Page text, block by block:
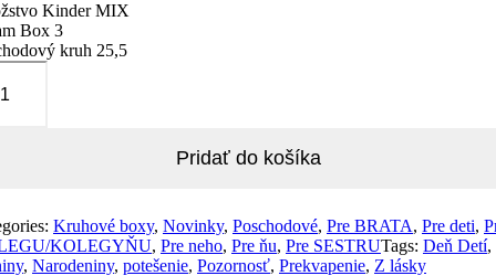
Kinder MIX
Box 3
kruh 25,5
Pridať do košíka
Kruhové boxy, Novinky, Poschodové, Pre BRATA, Pre deti,
KOLEGYŇU, Pre neho, Pre ňu, Pre SESTRUTags: Deň Detí,
, Narodeniny, potešenie, Pozornosť, Prekvapenie, Z lásky